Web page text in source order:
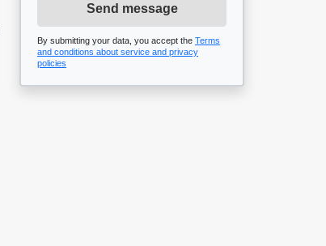
Send message
By submitting your data, you accept the Terms
and conditions about service and privacy
policies